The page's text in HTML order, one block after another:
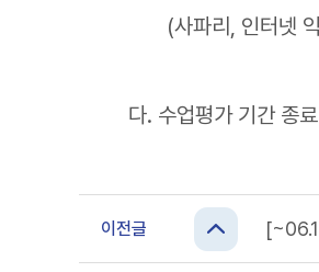
(사파리, 인터넷 익
다. 수업평가 기간 종
이전글